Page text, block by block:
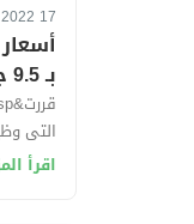
17 May, 2022
بـ 9.5 جنيه
وقد
اقرأ